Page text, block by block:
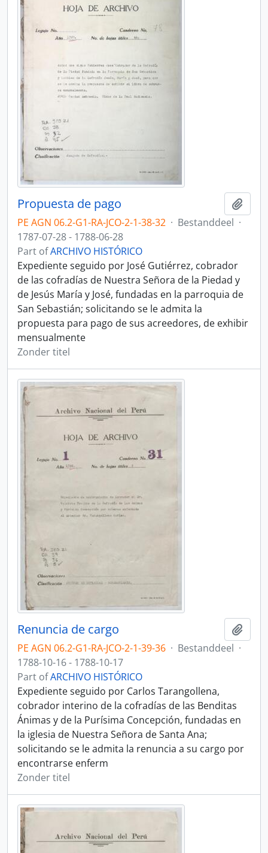
Propuesta de pago
PE AGN 06.2-G1-RA-JCO-2-1-38-32 · Bestanddeel ·
1787-07-28 - 1788-06-28
Part ofARCHIVO HISTÓRICO
Expediente seguido por José Gutiérrez, cobrador
de las cofradías de Nuestra Señora de la Piedad y
de Jesús María y José, fundadas en la parroquia de
San Sebastián; solicitando se le admita la
propuesta para pago de sus acreedores, de exhibir
mensualmente
Zonder titel
Renuncia de cargo
PE AGN 06.2-G1-RA-JCO-2-1-39-36 · Bestanddeel ·
1788-10-16 - 1788-10-17
Part ofARCHIVO HISTÓRICO
Expediente seguido por Carlos Tarangollena,
cobrador interino de la cofradías de las Benditas
Ánimas y de la Purísima Concepción, fundadas en
la iglesia de Nuestra Señora de Santa Ana;
solicitando se le admita la renuncia a su cargo por
encontrarse enferm
Zonder titel